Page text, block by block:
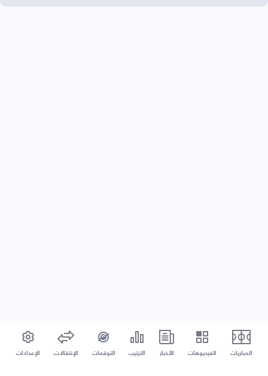
المباريات الفيديوهات الأخبار الترتيب التوقعات الإنتقالات الإعدادات